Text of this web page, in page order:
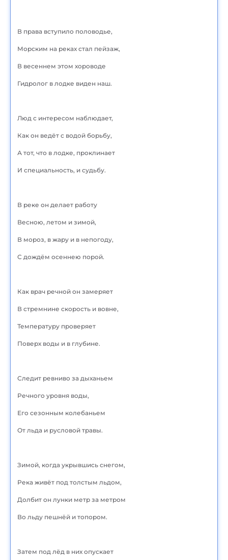
В права вступило половодье,
Морским на реках стал пейзаж,
В весеннем этом хороводе
Гидролог в лодке виден наш.
Люд с интересом наблюдает,
Как он ведёт с водой борьбу,
А тот, что в лодке, проклинает
И специальность, и судьбу.
В реке он делает работу
Весною, летом и зимой,
В мороз, в жару и в непогоду,
С дождём осеннею порой.
Как врач речной он замеряет
В стремнине скорость и вовне,
Температуру проверяет
Поверх воды и в глубине.
Следит ревниво за дыханьем
Речного уровня воды,
Его сезонным колебаньем
От льда и русловой травы.
Зимой, когда укрывшись снегом,
Река живёт под толстым льдом,
Долбит он лунки метр за метром
Во льду пешнёй и топором.
Затем под лёд в них опускает